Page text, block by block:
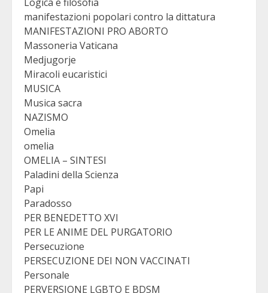
manifestazioni popolari contro la dittatura
MANIFESTAZIONI PRO ABORTO
Massoneria Vaticana
Medjugorje
Miracoli eucaristici
MUSICA
Musica sacra
NAZISMO
Omelia
omelia
OMELIA – SINTESI
Paladini della Scienza
Papi
Paradosso
PER BENEDETTO XVI
PER LE ANIME DEL PURGATORIO
Persecuzione
PERSECUZIONE DEI NON VACCINATI
Personale
PERVERSIONE LGBTQ E BDSM